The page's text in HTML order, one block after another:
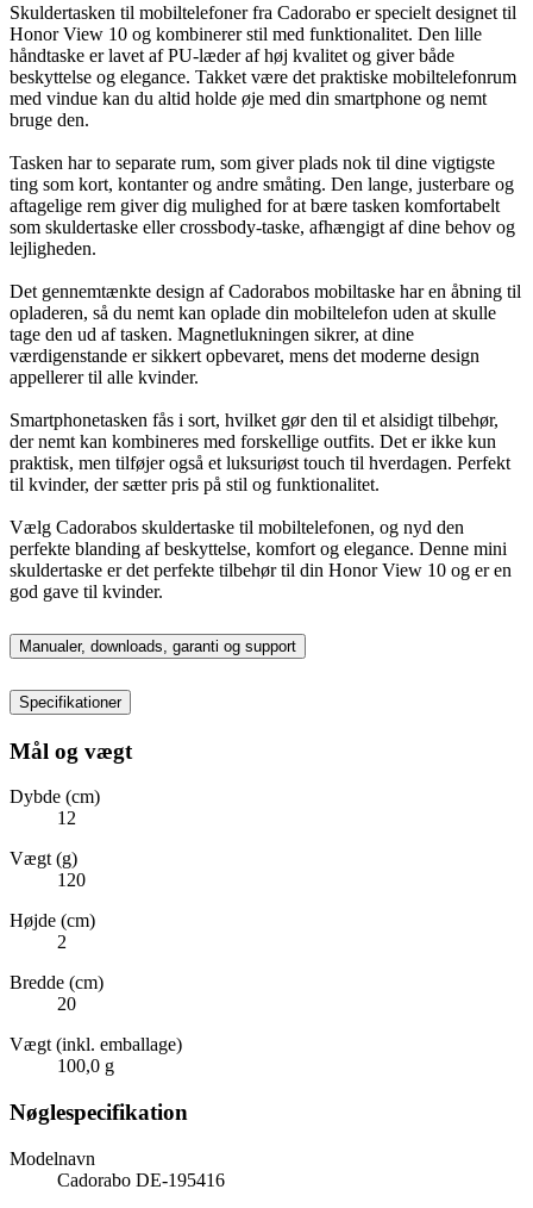
Skuldertasken til mobiltelefoner fra Cadorabo er specielt designet til
Honor View 10 og kombinerer stil med funktionalitet. Den lille
håndtaske er lavet af PU-læder af høj kvalitet og giver både
beskyttelse og elegance. Takket være det praktiske mobiltelefonrum
med vindue kan du altid holde øje med din smartphone og nemt
bruge den.
Tasken har to separate rum, som giver plads nok til dine vigtigste
ting som kort, kontanter og andre småting. Den lange, justerbare og
aftagelige rem giver dig mulighed for at bære tasken komfortabelt
som skuldertaske eller crossbody-taske, afhængigt af dine behov og
lejligheden.
Det gennemtænkte design af Cadorabos mobiltaske har en åbning til
opladeren, så du nemt kan oplade din mobiltelefon uden at skulle
tage den ud af tasken. Magnetlukningen sikrer, at dine
værdigenstande er sikkert opbevaret, mens det moderne design
appellerer til alle kvinder.
Smartphonetasken fås i sort, hvilket gør den til et alsidigt tilbehør,
der nemt kan kombineres med forskellige outfits. Det er ikke kun
praktisk, men tilføjer også et luksuriøst touch til hverdagen. Perfekt
til kvinder, der sætter pris på stil og funktionalitet.
Vælg Cadorabos skuldertaske til mobiltelefonen, og nyd den
perfekte blanding af beskyttelse, komfort og elegance. Denne mini
skuldertaske er det perfekte tilbehør til din Honor View 10 og er en
god gave til kvinder.
Manualer, downloads, garanti og support
Specifikationer
Mål og vægt
Dybde (cm)
12
Vægt (g)
120
Højde (cm)
2
Bredde (cm)
20
Vægt (inkl. emballage)
100,0 g
Nøglespecifikation
Modelnavn
Cadorabo DE-195416